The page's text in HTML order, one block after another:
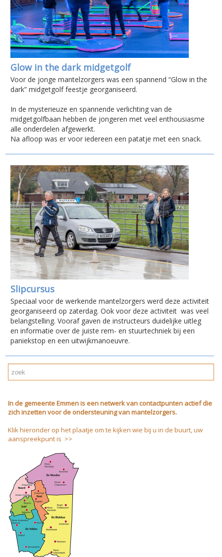
Glow in the dark midgetgolf
Voor de jonge mantelzorgers was een spannend “Glow in the
dark” midgetgolf feestje georganiseerd.
In de mysterieuze en spannende verlichting van de
midgetgolfbaan hebben de jongeren met veel enthousiasme
alle onderdelen afgewerkt.
Na afloop was er voor iedereen een patatje met een snack.
Slipcursus
Speciaal voor de werkende mantelzorgers werd deze activiteit
georganiseerd op zaterdag. Ook voor deze activiteit was veel
belangstelling. Vooraf gaven de instructeurs duidelijke uitleg
en informatie over de juiste rem- en stuurtechniek bij een
paniekstop en een uitwijkmanoeuvre.
In de gemeente Emmen is een netwerk van contactpunten actief die
zich inzetten voor de ondersteuning van mantelzorgers.
Klik hieronder op het plaatje om te kijken wie bij u in de buurt, uw
aanspreekpunt is >>